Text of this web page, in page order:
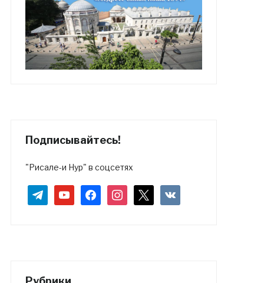
Подписывайтесь!
"Рисале-и Нур" в соцсетях
telegramyoutubefacebookinstagram vkontakte